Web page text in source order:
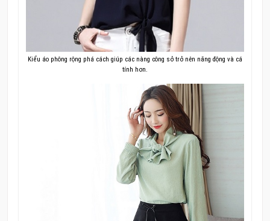
Kiểu áo phông rộng phá cách giúp các nàng công sở trở nên năng động và cá
tính hơn.